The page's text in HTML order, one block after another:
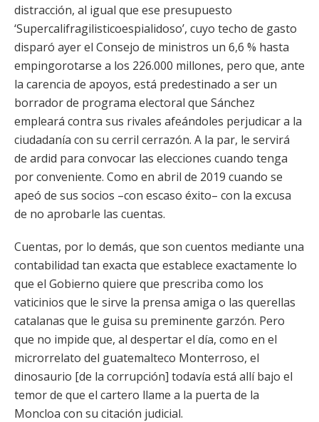
distracción, al igual que ese presupuesto
‘Supercalifragilisticoespialidoso’, cuyo techo de gasto
disparó ayer el Consejo de ministros un 6,6 % hasta
empingorotarse a los 226.000 millones, pero que, ante
la carencia de apoyos, está predestinado a ser un
borrador de programa electoral que Sánchez
empleará contra sus rivales afeándoles perjudicar a la
ciudadanía con su cerril cerrazón. A la par, le servirá
de ardid para convocar las elecciones cuando tenga
por conveniente. Como en abril de 2019 cuando se
apeó de sus socios –con escaso éxito– con la excusa
de no aprobarle las cuentas.
Cuentas, por lo demás, que son cuentos mediante una
contabilidad tan exacta que establece exactamente lo
que el Gobierno quiere que prescriba como los
vaticinios que le sirve la prensa amiga o las querellas
catalanas que le guisa su preminente garzón. Pero
que no impide que, al despertar el día, como en el
microrrelato del guatemalteco Monterroso, el
dinosaurio [de la corrupción] todavía está allí bajo el
temor de que el cartero llame a la puerta de la
Moncloa con su citación judicial.